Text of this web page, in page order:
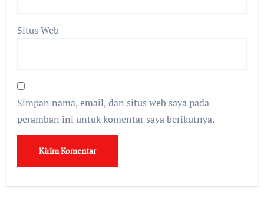
Situs Web
Simpan nama, email, dan situs web saya pada
peramban ini untuk komentar saya berikutnya.